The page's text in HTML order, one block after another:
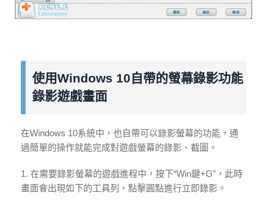
使用Windows 10自帶的螢幕錄影功能
錄影遊戲畫面
在Windows 10系統中，也自帶可以錄影螢幕的功能，通
過簡單的操作就能完成對遊戲螢幕的錄影、截圖。
1. 在需要錄影螢幕的遊戲進程中，按下“Win鍵+G”，此時
畫面會出現如下的工具列，點擊圓點進行立即錄影。